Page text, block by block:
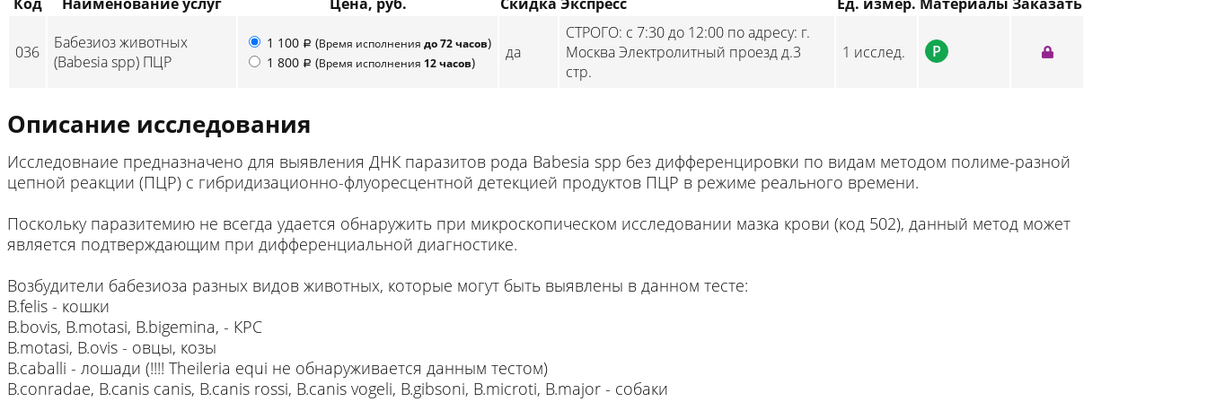
036
Бабезиоз животных
(Babesia spp) ПЦР
1 100 p (Время исполнения до 72 часов)
1 800 p (Время исполнения 12 часов)
да
СТРОГО: с 7:30 до 12:00 по адресу: г.
Москва Электролитный проезд д.3
стр.
1 исслед. P
Описание исследования
Исследовнаие предназначено для выявления ДНК паразитов рода Babesia spp без дифференцировки по видам методом полиме-разной
цепной реакции (ПЦР) с гибридизационно-флуоресцентной детекцией продуктов ПЦР в режиме реального времени.
Поскольку паразитемию не всегда удается обнаружить при микроскопическом исследовании мазка крови (код 502), данный метод может
является подтверждающим при дифференциальной диагностике.
Возбудители бабезиоза разных видов животных, которые могут быть выявлены в данном тесте:
B.felis - кошки
B.bovis, B.motasi, B.bigemina, - КРС
B.motasi, B.ovis - овцы, козы
B.caballi - лошади (!!!! Theileria equi не обнаруживается данным тестом)
B.conradae, B.canis canis, B.canis rossi, B.canis vogeli, B.gibsoni, B.microti, B.major - собаки